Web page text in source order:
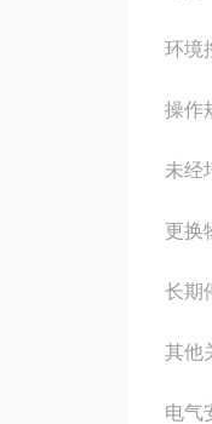
环境
操作
未经
更换
长期
其他
电气